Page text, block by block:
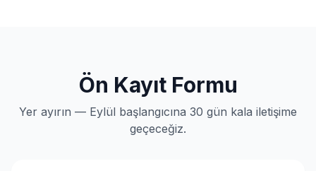
Ön Kayıt Formu
Yer ayırın — Eylül başlangıcına 30 gün kala iletişime
geçeceğiz.